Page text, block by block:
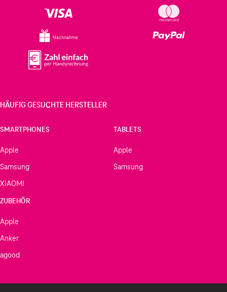
Nachnahme
HÄUFIG GESUCHTE HERSTELLER
SMARTPHONES
Apple
Samsung
XIAOMI
TABLETS
Apple
Samsung
ZUBEHÖR
Apple
Anker
agood